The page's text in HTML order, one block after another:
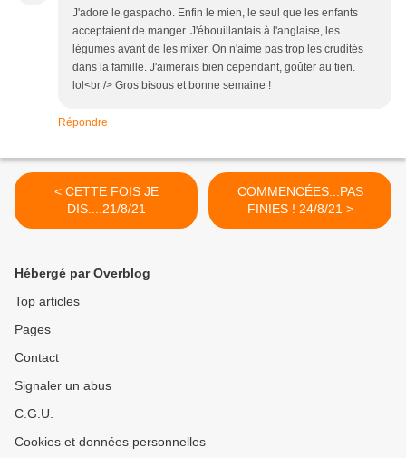
J'adore le gaspacho. Enfin le mien, le seul que les enfants
acceptaient de manger. J'ébouillantais à l'anglaise, les
légumes avant de les mixer. On n'aime pas trop les crudités
dans la famille. J'aimerais bien cependant, goûter au tien.
lol<br /> Gros bisous et bonne semaine !
Répondre
< CETTE FOIS JE
DIS....21/8/21
COMMENCÉES...PAS
FINIES ! 24/8/21 >
Hébergé par Overblog
Top articles
Pages
Contact
Signaler un abus
C.G.U.
Cookies et données personnelles